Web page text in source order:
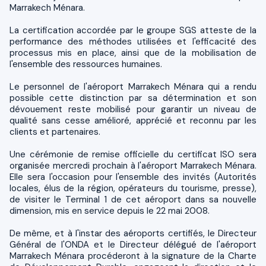
Marrakech Ménara.
La certification accordée par le groupe SGS atteste de la
performance des méthodes utilisées et l'efficacité des
processus mis en place, ainsi que de la mobilisation de
l'ensemble des ressources humaines.
Le personnel de l'aéroport Marrakech Ménara qui a rendu
possible cette distinction par sa détermination et son
dévouement reste mobilisé pour garantir un niveau de
qualité sans cesse amélioré, apprécié et reconnu par les
clients et partenaires.
Une cérémonie de remise officielle du certificat ISO sera
organisée mercredi prochain à l'aéroport Marrakech Ménara.
Elle sera l'occasion pour l'ensemble des invités (Autorités
locales, élus de la région, opérateurs du tourisme, presse),
de visiter le Terminal 1 de cet aéroport dans sa nouvelle
dimension, mis en service depuis le 22 mai 2008.
De même, et à l'instar des aéroports certifiés, le Directeur
Général de l'ONDA et le Directeur délégué de l'aéroport
Marrakech Ménara procéderont à la signature de la Charte